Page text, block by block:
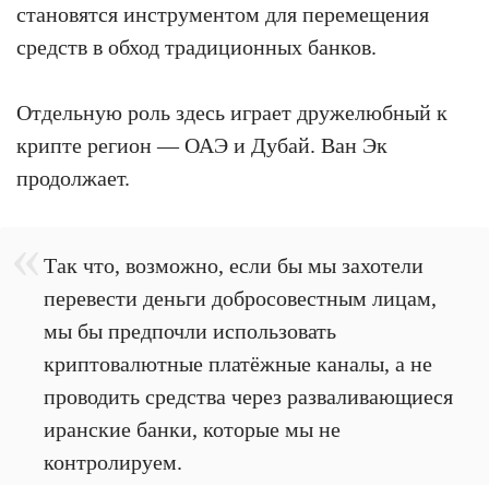
становятся инструментом для перемещения
средств в обход традиционных банков.
Отдельную роль здесь играет дружелюбный к
крипте регион — ОАЭ и Дубай. Ван Эк
продолжает.
Так что, возможно, если бы мы захотели
перевести деньги добросовестным лицам,
мы бы предпочли использовать
криптовалютные платёжные каналы, а не
проводить средства через разваливающиеся
иранские банки, которые мы не
контролируем.